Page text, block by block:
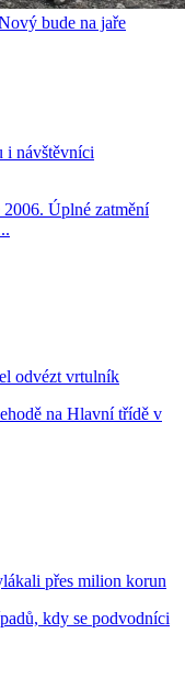
bude na jaře
i návštěvníci
Úplné zatmění
odvézt vrtulník
na Hlavní třídě v
přes milion korun
kdy se podvodníci